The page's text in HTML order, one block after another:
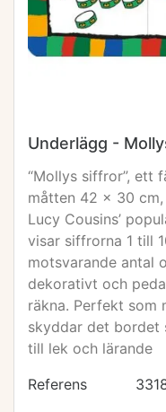
Underlägg -
“Mollys siffror”, ett
måtten 42 x 30
Lucy Cousins’
visar siffrorna 1 till
motsvarande antal
dekorativt och
räkna. Perfekt som
skyddar det bordet
till lek och lärande
Referens